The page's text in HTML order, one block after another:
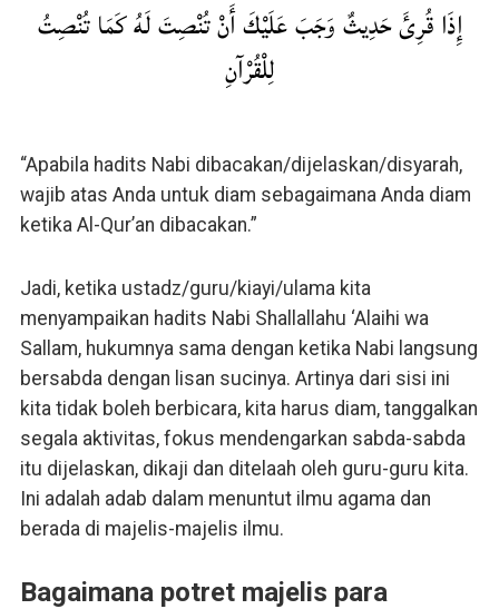
إِذَا قُرِئَ حَدِيثٌ وَجَبَ عَلَيْكَ أَنْ تُنْصِتَ لَهُ كَمَا تُنْصِتُ
لِلْقُرْآنِ
“Apabila hadits Nabi dibacakan/dijelaskan/disyarah,
wajib atas Anda untuk diam sebagaimana Anda diam
ketika Al-Qur’an dibacakan.”
Jadi, ketika ustadz/guru/kiayi/ulama kita
menyampaikan hadits Nabi Shallallahu ‘Alaihi wa
Sallam, hukumnya sama dengan ketika Nabi langsung
bersabda dengan lisan sucinya. Artinya dari sisi ini
kita tidak boleh berbicara, kita harus diam, tanggalkan
segala aktivitas, fokus mendengarkan sabda-sabda
itu dijelaskan, dikaji dan ditelaah oleh guru-guru kita.
Ini adalah adab dalam menuntut ilmu agama dan
berada di majelis-majelis ilmu.
Bagaimana potret majelis para